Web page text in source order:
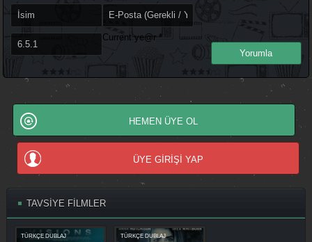
Current ye@r *
HEMEN ÜYE OL
ÜYE GİRİŞİ YAP
TAVSİYE FİLMLER
TÜRKÇE DUBLAJ TÜRKÇE DUBLAJ